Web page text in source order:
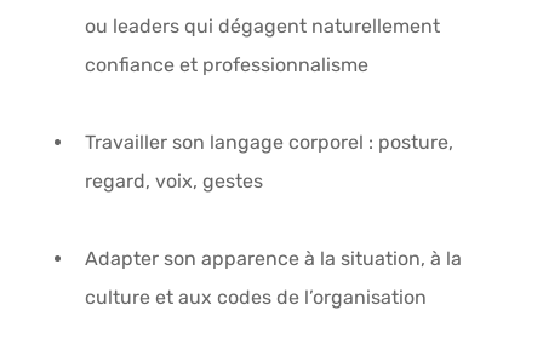
ou leaders qui dégagent naturellement
confiance et professionnalisme
Travailler son langage corporel : posture,
regard, voix, gestes
Adapter son apparence à la situation, à la
culture et aux codes de l’organisation